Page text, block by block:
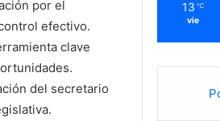
por el
efectivo.
clave
del secretario
13 ℃
vie